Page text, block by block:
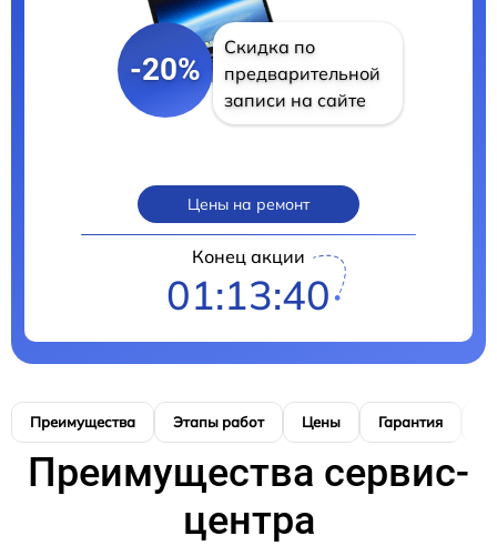
-20%
Скидка по
предварительной
записи на сайте
Цены на ремонт
Конец акции
01:13:38
Преимущества Этапы работ Цены Гарантия
Преимущества сервис-
центра